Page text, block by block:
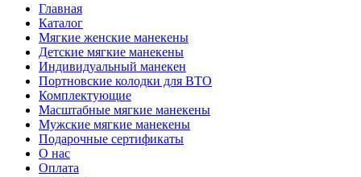
Главная
Каталог
Мягкие женские манекены
Детские мягкие манекены
Индивидуальный манекен
Портновские колодки для ВТО
Комплектующие
Масштабные мягкие манекены
Мужские мягкие манекены
Подарочные сертификаты
О нас
Оплата